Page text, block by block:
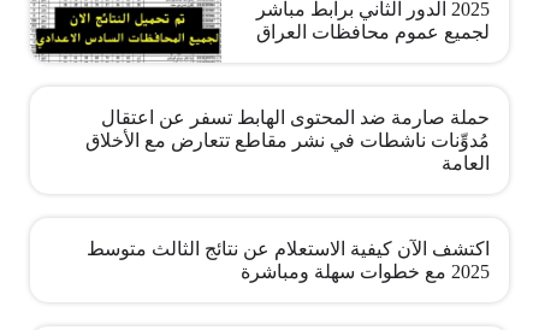
2025 الدور الثاني برابط مباشر
لجميع عموم محافظات العراق
حملة صارمة ضد المحتوى الهابط تسفر عن اعتقال
مُدوِّنات ناشطات في نشر مقاطع تتعارض مع الأخلاق
العامة
اكتشف الآن كيفية الاستعلام عن نتائج الثالث متوسط
2025 مع خطوات سهلة ومباشرة